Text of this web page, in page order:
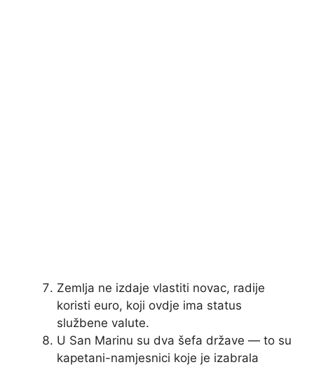
Zemlja ne izdaje vlastiti novac, radije
koristi euro, koji ovdje ima status
službene valute.
U San Marinu su dva šefa države — to su
kapetani-namjesnici koje je izabrala